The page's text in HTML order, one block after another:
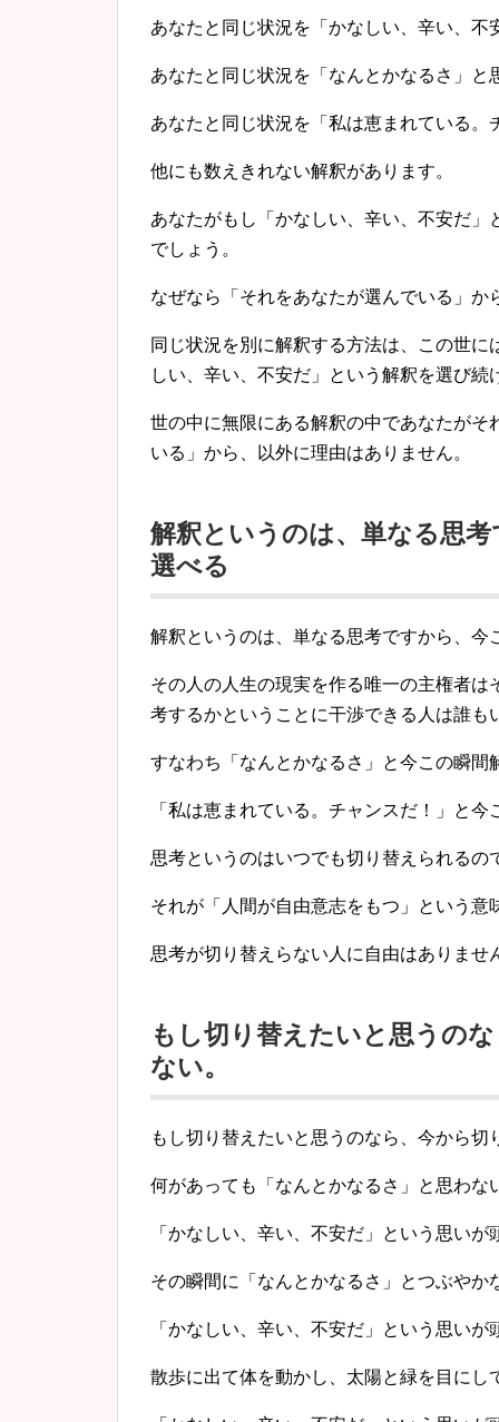
あなたと同じ状況を「かなしい、辛い、不
あなたと同じ状況を「なんとかなるさ」と
あなたと同じ状況を「私は恵まれている。
他にも数えきれない解釈があります。
あなたがもし「かなしい、辛い、不安だ」
でしょう。
なぜなら「それをあなたが選んでいる」か
同じ状況を別に解釈する方法は、この世に
しい、辛い、不安だ」という解釈を選び続
世の中に無限にある解釈の中であなたがそ
いる」から、以外に理由はありません。
解釈というのは、単なる思
選べる
解釈というのは、単なる思考ですから、 今
その人の人生の現実を作る唯一の主権者
考するかということに干渉できる人は誰も
すなわち「なんとかなるさ」と今この瞬間
「私は恵まれている。チャンスだ！」 と今
思考というのはいつでも切り替えられるの
それが「人間が自由意志をもつ」という意
思考が切り替えらない人に自由はありませ
もし切り替えたいと思うの
ない。
もし切り替えたいと思うのなら、 今から切
何があっても「なんとかなるさ」と思わな
「かなしい、辛い、不安だ」 という思いが
その瞬間に「なんとかなるさ」とつぶやか
「かなしい、辛い、不安だ」 という思いが
散歩に出て体を動かし、太陽と緑を目にし